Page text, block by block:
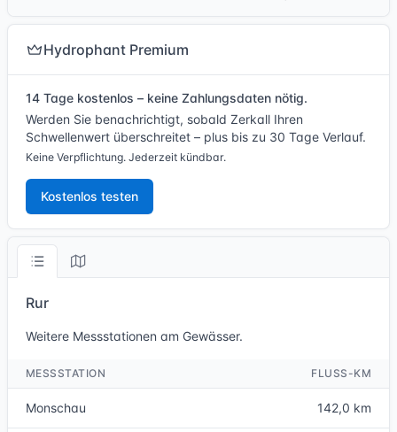
Hydrophant Premium
14 Tage kostenlos – keine Zahlungsdaten nötig.
Werden Sie benachrichtigt, sobald Zerkall Ihren
Schwellenwert überschreitet – plus bis zu 30 Tage Verlauf.
Keine Verpflichtung. Jederzeit kündbar.
Kostenlos testen
Rur
Weitere Messstationen am Gewässer.
MESSSTATION FLUSS-KM
Monschau 142,0 km